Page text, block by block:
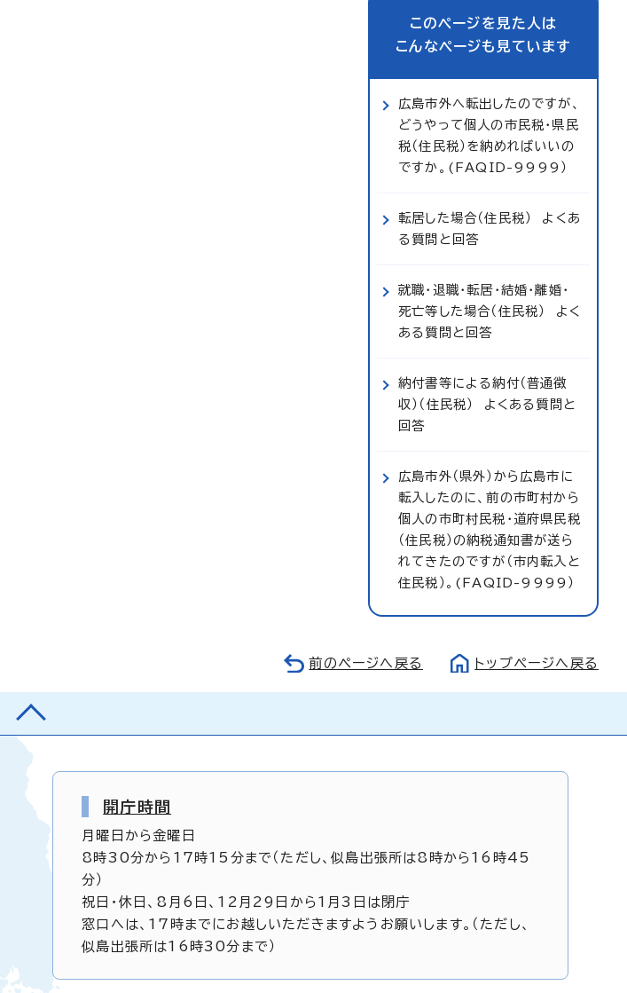
このページを見た人は
こんなページも見ています
広島市外へ転出したのですが、
どうやって個人の市民税・県民
税（住民税）を納めればいいの
ですか。(FAQID-9999）
転居した場合（住民税） よくあ
る質問と回答
就職・退職・転居・結婚・離婚・
死亡等した場合（住民税） よく
ある質問と回答
納付書等による納付（普通徴
収）（住民税） よくある質問と
回答
広島市外（県外）から広島市に
転入したのに、前の市町村から
個人の市町村民税・道府県民税
（住民税）の納税通知書が送ら
れてきたのですが（市内転入と
住民税）。(FAQID-9999）
前のページへ戻る トップページへ戻る
開庁時間
月曜日から金曜日
8時30分から17時15分まで（ただし、似島出張所は8時から16時45
分）
祝日・休日、8月6日、12月29日から1月3日は閉庁
窓口へは、17時までにお越しいただきますようお願いします。（ただし、
似島出張所は16時30分まで）